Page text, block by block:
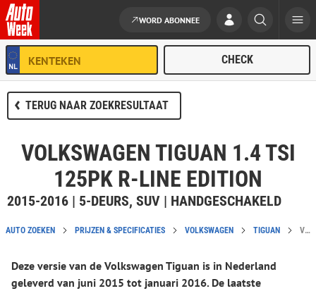
Ga naar de inhoud
WORD ABONNEE
TERUG NAAR ZOEKRESULTAAT
VOLKSWAGEN TIGUAN 1.4 TSI
125PK R-LINE EDITION
2015-2016 | 5-DEURS, SUV | HANDGESCHAKELD
AUTO ZOEKEN PRIJZEN & SPECIFICATIES VOLKSWAGEN TIGUAN VOLKSWAGEN TIGUAN 1.4 TSI 125PK R-LINE EDITION CATALOGUSPRIJS EN SPECIFICATIES
Deze versie van de Volkswagen Tiguan is in Nederland
geleverd van juni 2015 tot januari 2016. De laatste